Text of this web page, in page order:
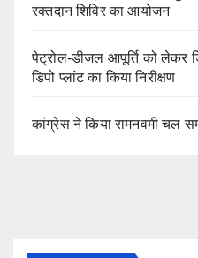
रक्तदान शिविर का आयोजन
पेट्रोल-डीजल आपूर्ति को लेकर
डिपो प्लांट का किया निरीक्षण
कांग्रेस ने किया रामनवमी चल